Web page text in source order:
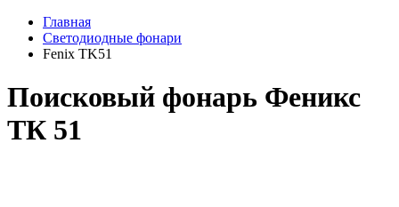
Главная
Светодиодные фонари
Fenix TK51
Поисковый фонарь Феникс
ТК 51